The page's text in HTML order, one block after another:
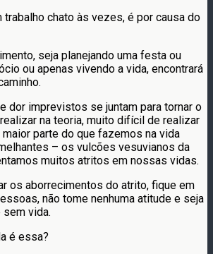
trabalho chato às vezes, é por causa do
seja planejando uma festa ou
ou apenas vivendo a vida, encontrará
dor imprevistos se juntam para tornar o
na teoria, muito difícil de realizar
maior parte do que fazemos na vida
– os vulcões vesuvianos da
muitos atritos em nossas vidas.
os aborrecimentos do atrito, fique em
não tome nenhuma atitude e seja
sem vida.
é essa?